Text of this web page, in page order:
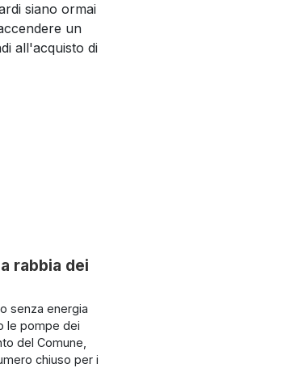
siano ormai
un
all'acquisto di
rabbia dei
senza energia
le pompe dei
del Comune,
chiuso per i